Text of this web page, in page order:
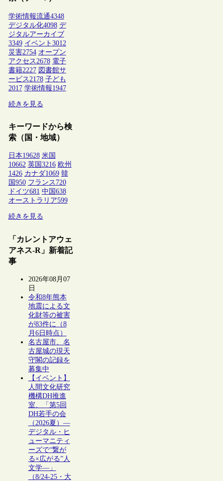
学術情報流通4348
デジタル化4098 デ
ジタルアーカイブ
3349 イベント 3012
災害2754 オープン
アクセス 2678 電子
書籍2227 図書館サ
ービス 2178 子ども
2017 学術情報1947
続きを見る
キーワードから検
索（国・地域）
日本19628 米国
10662 英国 3216 欧州
1426 カナダ1069 韓
国 950 フランス 720
ドイツ681 中国 638
オーストラリア599
続きを見る
「カレントアウェ
アネス-R」新着記
事
2026年08月07
日
令和8年熊本
地震による文
化財等の被害
が83件に（8
月6日時点）
名古屋市、名
古屋城の現天
守閣の記録を
募集中
【イベント】
人間文化研究
機構DH推進
室、「第5回
DH若手の会
（2026夏）―
デジタル・ヒ
ューマニティ
ーズで“繋が
る×広がる”人
文学―」
（8/24-25・大